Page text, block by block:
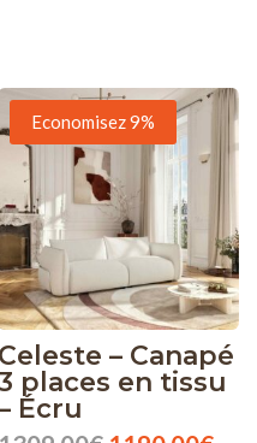
Economisez 9%
Celeste – Canapé
places en tissu
Écru